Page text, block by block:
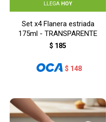
LLEGA HOY
Set x4 Flanera estriada
175ml - TRANSPARENTE
$ 185
$ 148